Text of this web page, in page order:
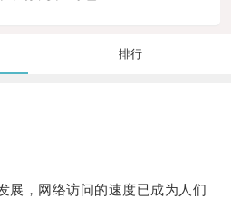
排行
，网络访问的速度已成为人们